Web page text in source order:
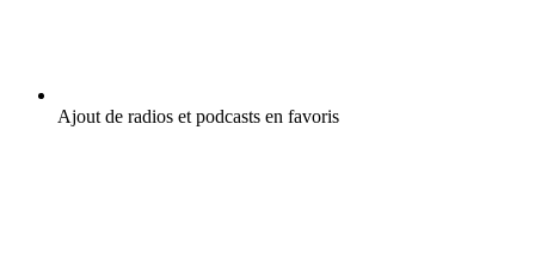
Ajout de radios et podcasts en favoris